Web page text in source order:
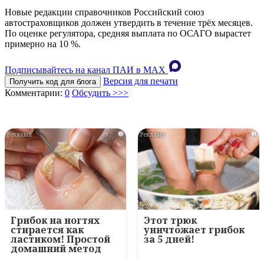
Новые редакции справочников Российский союз
автостраховщиков должен утвердить в течение трёх месяцев.
По оценке регулятора, средняя выплата по ОСАГО вырастет
примерно на 10 %.
Подписывайтесь на канал ПАИ в MAХ
Получить код для блога
Версия для печати
Комментарии: 0 Обсудить >>>
i
Грибок на ногтях
стирается как
ластиком! Простой
домашний метод
i
Этот трюк
уничтожает грибок
за 5 дней!